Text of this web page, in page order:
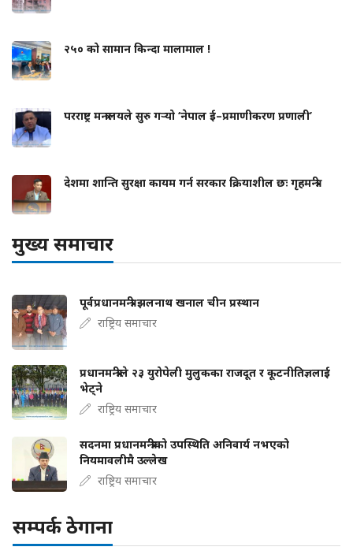
२५० को सामान किन्दा मालामाल !
परराष्ट्र मन्त्रालयले सुरु गर्‍यो ‘नेपाल ई–प्रमाणीकरण प्रणाली’
देशमा शान्ति सुरक्षा कायम गर्न सरकार क्रियाशील छः गृहमन्त्री
मुख्य समाचार
पूर्वप्रधानमन्त्री झलनाथ खनाल चीन प्रस्थान
राष्ट्रिय समाचार
प्रधानमन्त्रीले २३ युरोपेली मुलुकका राजदूत र कूटनीतिज्ञलाई
भेट्ने
राष्ट्रिय समाचार
सदनमा प्रधानमन्त्रीको उपस्थिति अनिवार्य नभएको
नियमावलीमै उल्लेख
राष्ट्रिय समाचार
सम्पर्क ठेगाना